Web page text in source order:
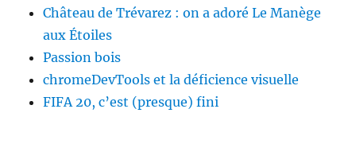
Château de Trévarez : on a adoré Le Manège
aux Étoiles
Passion bois
chromeDevTools et la déficience visuelle
FIFA 20, c’est (presque) fini